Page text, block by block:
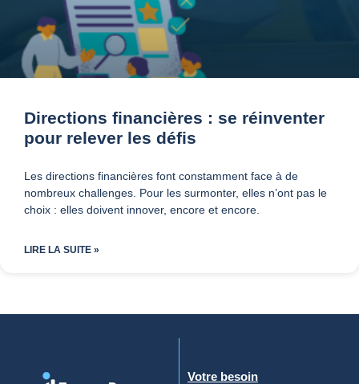
Directions financières : se réinventer
pour relever les défis
Les directions financières font constamment face à de
nombreux challenges. Pour les surmonter, elles n’ont pas le
choix : elles doivent innover, encore et encore.
LIRE LA SUITE »
Votre besoin